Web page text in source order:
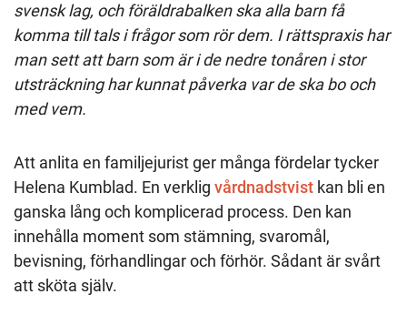
svensk lag, och föräldrabalken ska alla barn få
komma till tals i frågor som rör dem. I rättspraxis har
man sett att barn som är i de nedre tonåren i stor
utsträckning har kunnat påverka var de ska bo och
med vem.
Att anlita en familjejurist ger många fördelar tycker
Helena Kumblad. En verklig vårdnadstvist kan bli en
ganska lång och komplicerad process. Den kan
innehålla moment som stämning, svaromål,
bevisning, förhandlingar och förhör. Sådant är svårt
att sköta själv.